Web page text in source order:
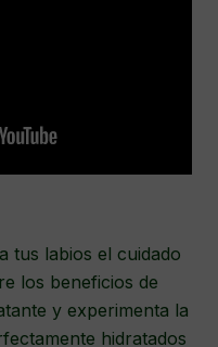
tus labios el cuidado
los beneficios de
y experimenta la
hidratados